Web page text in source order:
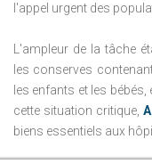
l'appel urgent des
L'ampleur de la tâche
les conserves
les enfants et les
cette situation critique,
biens essentiels aux